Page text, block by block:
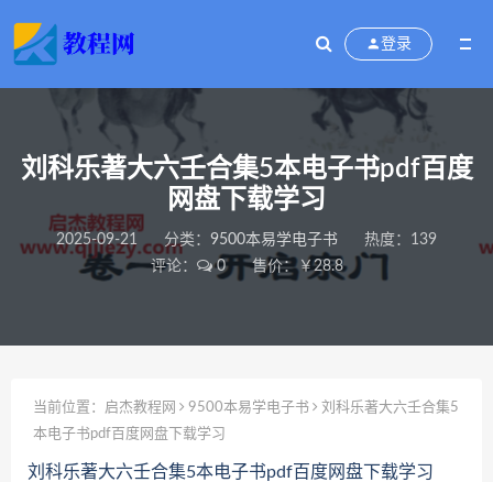
登录
刘科乐著大六壬合集5本电子书pdf百度
网盘下载学习
2025-09-21 分类： 9500本易学电子书
热度：139
评论：
0 售价：￥28.8
当前位置： 启杰教程网 9500本易学电子书
刘科乐著大六壬合集5
本电子书pdf百度网盘下载学习
刘科乐著大六壬合集5本电子书pdf百度网盘下载学习